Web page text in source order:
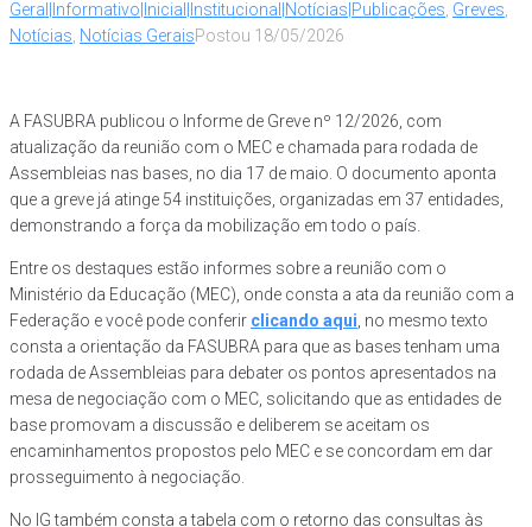
Geral|Informativo|Inicial|Institucional|Notícias|Publicações Greves
Notícias Notícias GeraisPostou 18/05/2026
A FASUBRA publicou o Informe de Greve nº 12/2026, com
atualização da reunião com o MEC e chamada para rodada de
Assembleias nas bases, no dia 17 de maio. O documento aponta
que a greve já atinge 54 instituições, organizadas em 37 entidades,
demonstrando a força da mobilização em todo o país.
Entre os destaques estão informes sobre a reunião com o
Ministério da Educação (MEC), onde consta a ata da reunião com a
Federação e você pode conferir clicando aqui , no mesmo texto
consta a orientação da FASUBRA para que as bases tenham uma
rodada de Assembleias para debater os pontos apresentados na
mesa de negociação com o MEC, solicitando que as entidades de
base promovam a discussão e deliberem se aceitam os
encaminhamentos propostos pelo MEC e se concordam em dar
prosseguimento à negociação.
No IG também consta a tabela com o retorno das consultas às